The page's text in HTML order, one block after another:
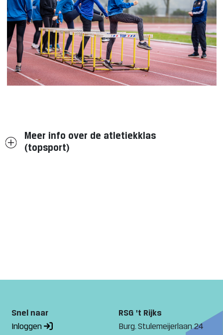
Meer info over de atletiekklas
(topsport)
Snel naar
Inloggen
RSG 't Rijks
Burg. Stulemeijerlaan 24